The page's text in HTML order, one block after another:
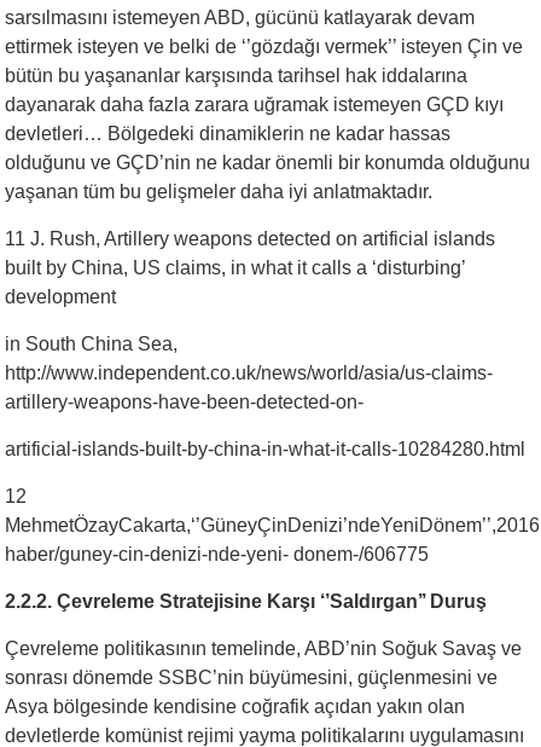
sarsılmasını istemeyen ABD, gücünü katlayarak devam
ettirmek isteyen ve belki de ‘’gözdağı vermek’’ isteyen Çin ve
bütün bu yaşananlar karşısında tarihsel hak iddalarına
dayanarak daha fazla zarara uğramak istemeyen GÇD kıyı
devletleri… Bölgedeki dinamiklerin ne kadar hassas
olduğunu ve GÇD’nin ne kadar önemli bir konumda olduğunu
yaşanan tüm bu gelişmeler daha iyi anlatmaktadır.
11 J. Rush, Artillery weapons detected on artificial islands
built by China, US claims, in what it calls a ‘disturbing’
development
in South China Sea,
http://www.independent.co.uk/news/world/asia/us-claims-
artillery-weapons-have-been-detected-on-
artificial-islands-built-by-china-in-what-it-calls-10284280.html
12
haber/guney-cin-denizi-nde-yeni- donem-/606775
2.2.2.Çevreleme Stratejisine Karşı ‘’Saldırgan’’ Duruş
Çevreleme politikasının temelinde, ABD’nin Soğuk Savaş ve
sonrası dönemde SSBC’nin büyümesini, güçlenmesini ve
Asya bölgesinde kendisine coğrafik açıdan yakın olan
devletlerde komünist rejimi yayma politikalarını uygulamasını